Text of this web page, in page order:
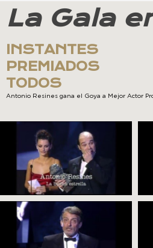
La Gala
INSTANTES
PREMIADOS
TODOS
Antonio Resines gana el Goya a Mejor Actor